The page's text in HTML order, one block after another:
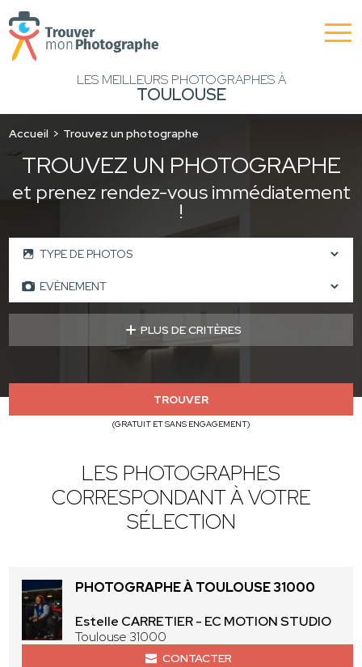
LES MEILLEURS PHOTOGRAPHES À
TOULOUSE
Accueil Trouvez un photographe
TROUVEZ UN PHOTOGRAPHE
et prenez rendez-vous immédiatement
!
PLUS DE CRITÈRES
TROUVER
(GRATUIT ET SANS ENGAGEMENT)
LES PHOTOGRAPHES
CORRESPONDANT À VOTRE
SÉLECTION
PHOTOGRAPHE À TOULOUSE 31000
Estelle CARRETIER - EC MOTION STUDIO
Toulouse 31000
CONTACTER